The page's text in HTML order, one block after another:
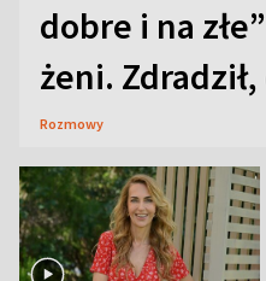
dobre i na
żeni.
Rozmowy